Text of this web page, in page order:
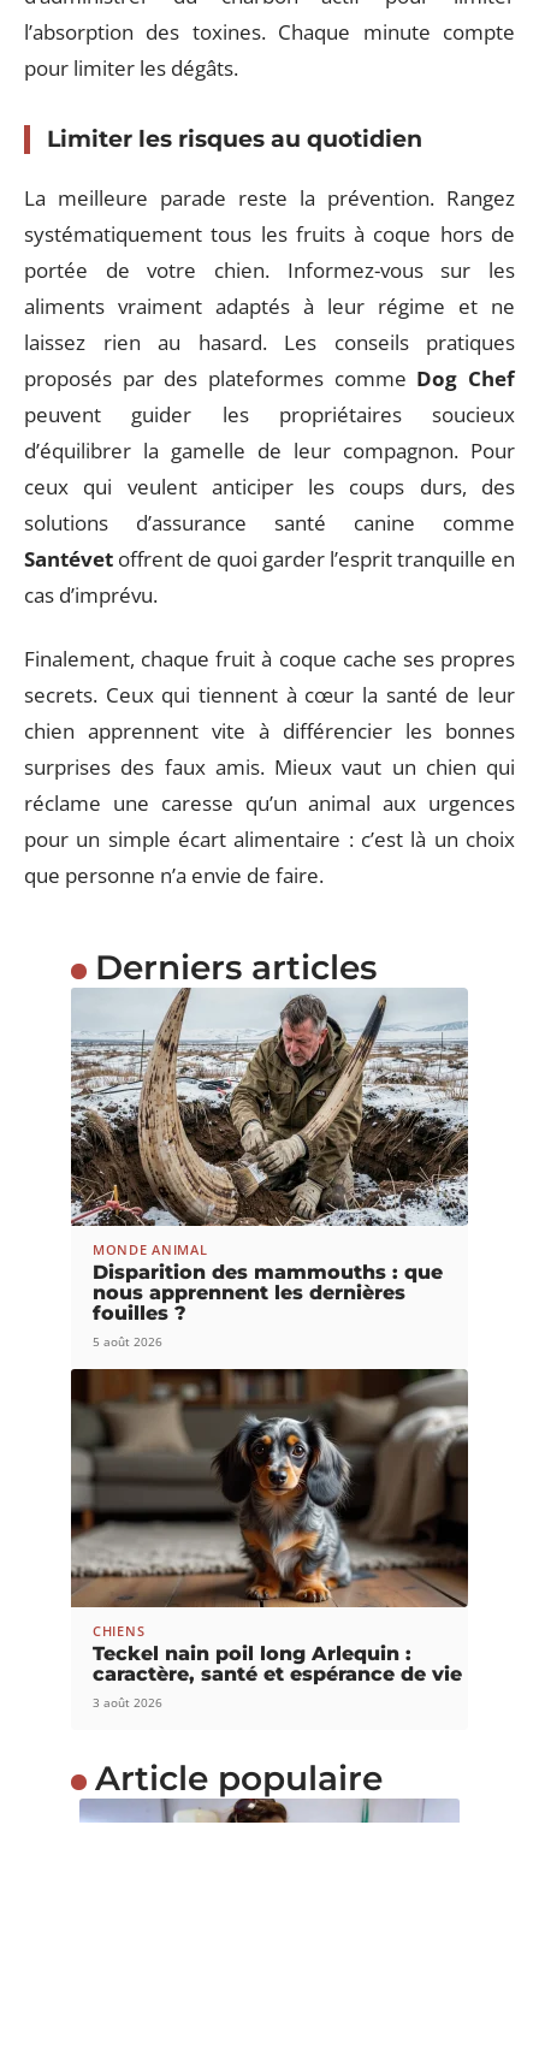
l’absorption des toxines. Chaque minute compte
pour limiter les dégâts.
Limiter les risques au quotidien
La meilleure parade reste la prévention. Rangez
systématiquement tous les fruits à coque hors de
portée de votre chien. Informez-vous sur les
aliments vraiment adaptés à leur régime et ne
laissez rien au hasard. Les conseils pratiques
proposés par des plateformes comme Dog Chef
peuvent guider les propriétaires soucieux
d’équilibrer la gamelle de leur compagnon. Pour
ceux qui veulent anticiper les coups durs, des
solutions d’assurance santé canine comme
Santévet offrent de quoi garder l’esprit tranquille en
cas d’imprévu.
Finalement, chaque fruit à coque cache ses propres
secrets. Ceux qui tiennent à cœur la santé de leur
chien apprennent vite à différencier les bonnes
surprises des faux amis. Mieux vaut un chien qui
réclame une caresse qu’un animal aux urgences
pour un simple écart alimentaire : c’est là un choix
que personne n’a envie de faire.
Derniers articles
MONDE ANIMAL
Disparition des mammouths : que
nous apprennent les dernières
fouilles ?
5 août 2026
CHIENS
Teckel nain poil long Arlequin :
caractère, santé et espérance de vie
3 août 2026
Article populaire